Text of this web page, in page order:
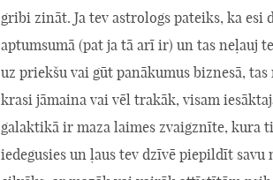
gribi zināt. Ja tev astrologs pateiks, ka esi
aptumsumā (pat ja tā arī ir) un tas neļauj
uz priekšu vai gūt panākumus biznesā,
krasi jāmaina vai vēl trakāk, visam
galaktikā ir maza laimes zvaigznīte, kura
iedegusies un ļaus tev dzīvē piepildīt